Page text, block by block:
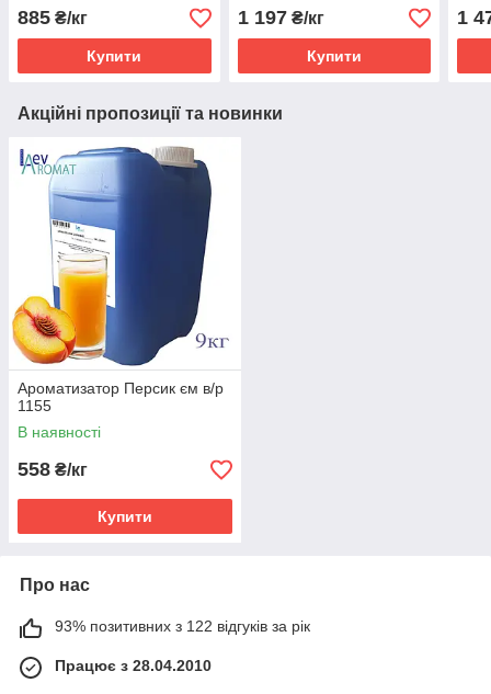
885 ₴/кг
Купити
1 197₴/кг
Купити
1
Акційні пропозиції та новинки
Ароматизатор Персик єм в/р
1155
В наявності
558 ₴/кг
Купити
Про нас
93% позитивних з 122 відгуків за рік
Працює з 28.04.2010